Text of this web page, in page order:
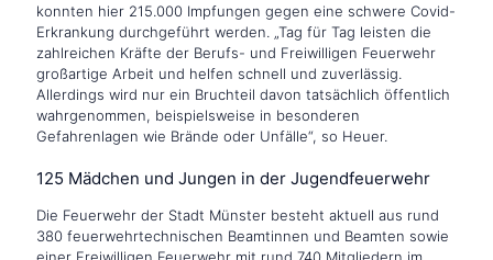
konnten hier 215.000 Impfungen gegen eine schwere Covid-
Erkrankung durchgeführt werden. „Tag für Tag leisten die
zahlreichen Kräfte der Berufs- und Freiwilligen Feuerwehr
großartige Arbeit und helfen schnell und zuverlässig.
Allerdings wird nur ein Bruchteil davon tatsächlich öffentlich
wahrgenommen, beispielsweise in besonderen
Gefahrenlagen wie Brände oder Unfälle“, so Heuer.
125 Mädchen und Jungen in der Jugendfeuerwehr
Die Feuerwehr der Stadt Münster besteht aktuell aus rund
380 feuerwehrtechnischen Beamtinnen und Beamten sowie